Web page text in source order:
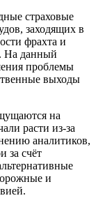
страховые
заходящих в
фрахта и
На данный
проблемы
выходы
на
расти из-за
аналитиков,
за счёт
и